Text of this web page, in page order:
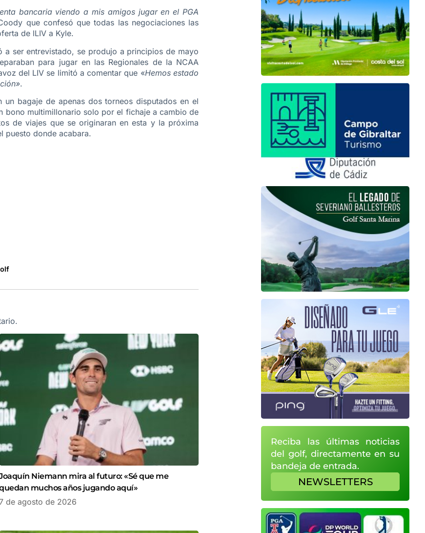
bancaria viendo a mis amigos jugar en el PGA
que confesó que todas las negociaciones las
de lLIV a Kyle.
a ser entrevistado, se produjo a principios de mayo
para jugar en las Regionales de la NCAA
del LIV se limitó a comentar que «Hemos estado
.
bagaje de apenas dos torneos disputados en el
bono multimillonario solo por el fichaje a cambio de
de viajes que se originaran en esta y la próxima
puesto donde acabara.
Niemann mira al futuro: «Sé que me
muchos años jugando aquí»
de agosto de 2026
Reciba las últimas noticias
del golf, directamente en su
bandeja de entrada.
NEWSLETTERS